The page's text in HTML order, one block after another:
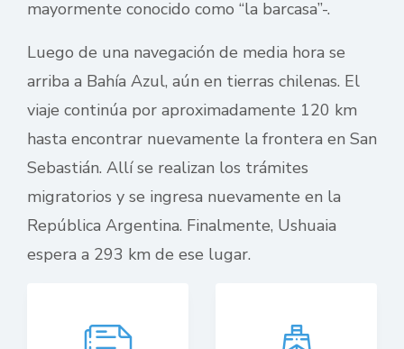
mayormente conocido como “la barcasa”-.
Luego de una navegación de media hora se
arriba a Bahía Azul, aún en tierras chilenas. El
viaje continúa por aproximadamente 120 km
hasta encontrar nuevamente la frontera en San
Sebastián. Allí se realizan los trámites
migratorios y se ingresa nuevamente en la
República Argentina. Finalmente, Ushuaia
espera a 293 km de ese lugar.